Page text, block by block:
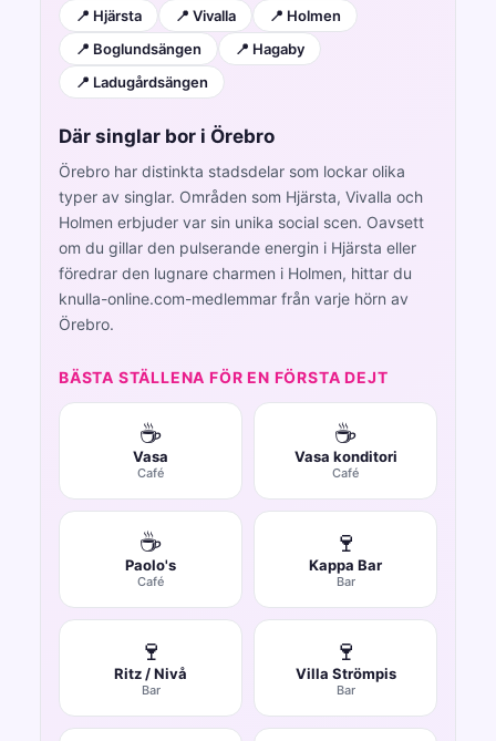
📍 Hjärsta 📍 Vivalla
📍 Holmen
📍 Boglundsängen
📍 Hagaby
📍 Ladugårdsängen
Där singlar bor i Örebro
Örebro har distinkta stadsdelar som lockar olika
typer av singlar. Områden som Hjärsta, Vivalla och
Holmen erbjuder var sin unika social scen. Oavsett
om du gillar den pulserande energin i Hjärsta eller
föredrar den lugnare charmen i Holmen, hittar du
knulla-online.com-medlemmar från varje hörn av
Örebro.
BÄSTA STÄLLENA FÖR EN FÖRSTA DEJT
☕
Vasa
Café
☕
Vasa konditori
Café
☕
Paolo's
Café
🍷
Kappa Bar
Bar
🍷
Ritz / Nivå
Bar
🍷
Villa Strömpis
Bar